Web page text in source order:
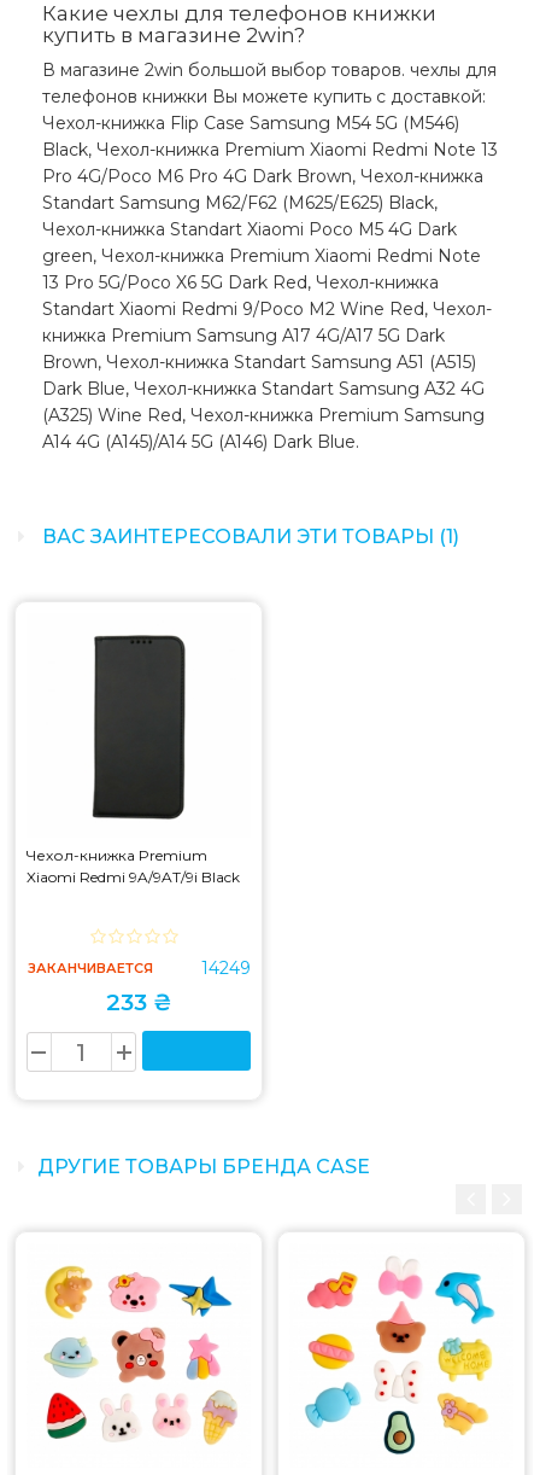
Какие чехлы для телефонов книжки
купить в магазине 2win?
В магазине 2win большой выбор товаров. чехлы для
телефонов книжки Вы можете купить с доставкой:
Чехол-книжка Flip Case Samsung M54 5G (M546)
Black, Чехол-книжка Premium Xiaomi Redmi Note 13
Pro 4G/Poco M6 Pro 4G Dark Brown, Чехол-книжка
Standart Samsung M62/F62 (M625/E625) Black,
Чехол-книжка Standart Xiaomi Poco M5 4G Dark
green, Чехол-книжка Premium Xiaomi Redmi Note
13 Pro 5G/Poco X6 5G Dark Red, Чехол-книжка
Standart Xiaomi Redmi 9/Poco M2 Wine Red, Чехол-
книжка Premium Samsung A17 4G/A17 5G Dark
Brown, Чехол-книжка Standart Samsung A51 (A515)
Dark Blue, Чехол-книжка Standart Samsung A32 4G
(A325) Wine Red, Чехол-книжка Premium Samsung
A14 4G (A145)/A14 5G (A146) Dark Blue.
ВАС ЗАИНТЕРЕСОВАЛИ ЭТИ ТОВАРЫ (1)
Чехол-книжка Premium
Xiaomi Redmi 9A/9AT/9i Black
ЗАКАНЧИВАЕТСЯ 14249
233 ₴
ДРУГИЕ ТОВАРЫ БРЕНДА CASE